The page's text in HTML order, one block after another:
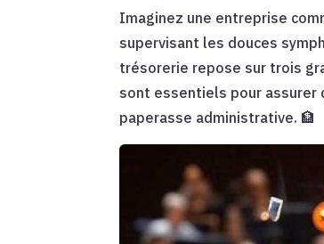
Imaginez une entreprise
supervisant les douces
trésorerie repose sur trois
sont essentiels pour assurer
paperasse administrative. 🏦